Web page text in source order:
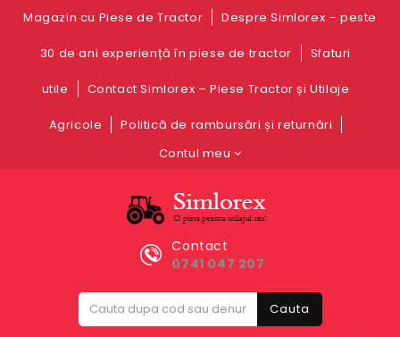
Magazin cu Piese de Tractor Despre Simlorex – peste
30 de ani experiență în piese de tractor Sfaturi
utile Contact Simlorex – Piese Tractor și Utilaje
Agricole
Politică de rambursări și returnări
Contul meu
Contact
0741 047 207
Cauta